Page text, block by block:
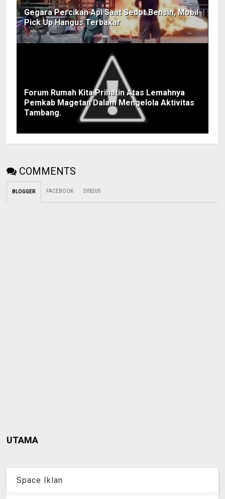
Gegara Percikan Api Saat Sedot Bensin, Mobil
Pick Up Hangus Terbakar
Forum Rumah Kita Prihatin Atas Lemahnya
Pemkab Magetan Dalam Mengelola Aktivitas
Tambang.
COMMENTS
BLOGGER FACEBOOK DISQUS
UTAMA
Space Iklan